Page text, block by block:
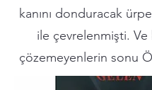
kanını donduracak
ile çevrelenmişti. Ve
çözemeyenlerin sonu